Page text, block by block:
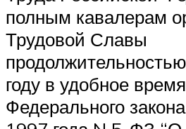
полным кавалерам
Трудовой Славы
году в удобное
Федерального